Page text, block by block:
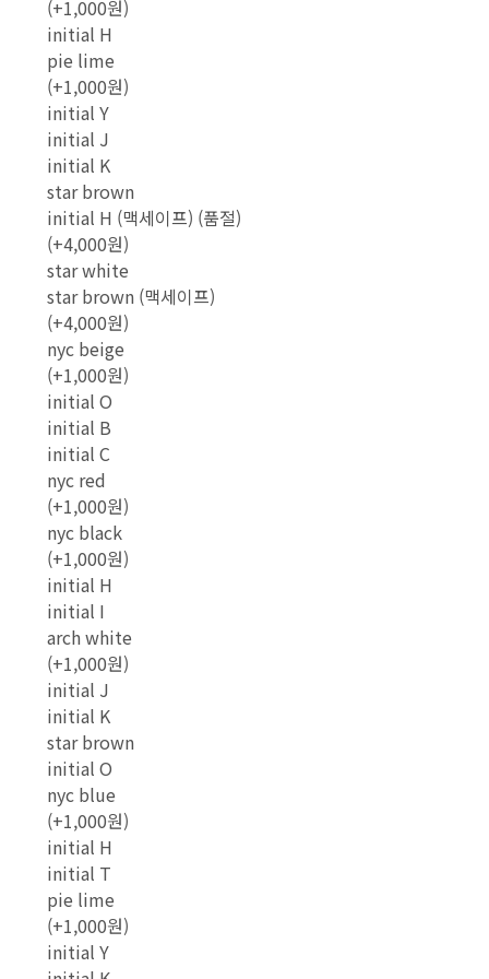
(+1,000원)
initial H
pie lime
(+1,000원)
initial Y
initial J
initial K
star brown
initial H (맥세이프) (품절)
(+4,000원)
star white
star brown (맥세이프)
(+4,000원)
nyc beige
(+1,000원)
initial O
initial B
initial C
nyc red
(+1,000원)
nyc black
(+1,000원)
initial H
initial I
arch white
(+1,000원)
initial J
initial K
star brown
initial O
nyc blue
(+1,000원)
initial H
initial T
pie lime
(+1,000원)
initial Y